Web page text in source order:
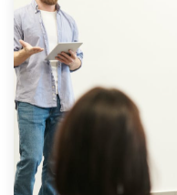
ETUDES - EMPLOI - FORMATION